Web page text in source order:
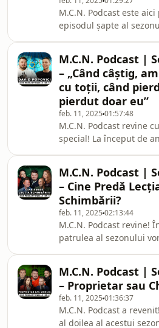
asupra realității. În primul episod i-
am avut alături la masa
Theo Zeciu, Imogen,
Dragoș Stanca. Au
despre tot ce înseamnă
M.C.N. Podcast este aici
episodul șapte al
Crăciun, Costin
și Mihai Ceciu. Au
ceasurile lor și de unde
pentru orologerie. Ei au
despre brandurile de
din spatele achizițiilor
dar și despre meșteș
M.C.N. Podcast |
– „Când câștig,
cu toții, când
pierdut doar eu”
feb. 11, 2025 01:57:48
M.C.N. Podcast revine
special! La început de an, episodul
românesc! Urmărește o discuție
sinceră și inspirațională,
povestește tot parcursul
copilul plin de energie
„haotic”, la campionul
astăzi. Vezi cât de mult
antrenorii și părinții lui,
M.C.N. Podcast |
– Cine Predă
Schimbării?
feb. 11, 2025 02:13:44
M.C.N. Podcast revine!
patrulea al sezonului
poate salva. Invitați la masă i-am avut
pe Monica Florea,
Stănescu și Dan
merge bine și care
M.C.N. Podcast |
– Proprietar sau
feb. 11, 2025 01:36:37
M.C.N. Podcast a
al doilea al acestui